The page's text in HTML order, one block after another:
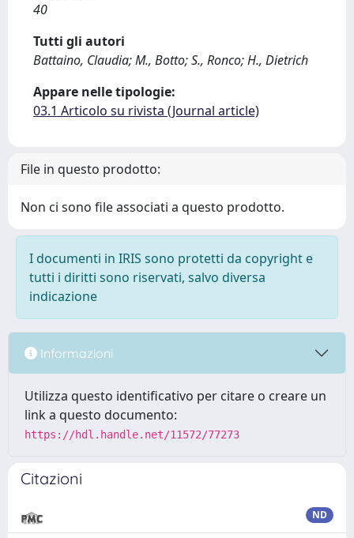
40
Tutti gli autori
Battaino, Claudia; M., Botto; S., Ronco; H., Dietrich
Appare nelle tipologie:
03.1 Articolo su rivista (Journal article)
File in questo prodotto:
Non ci sono file associati a questo prodotto.
I documenti in IRIS sono protetti da copyright e
tutti i diritti sono riservati, salvo diversa
indicazione
Informazioni
Utilizza questo identificativo per citare o creare un
link a questo documento:
https://hdl.handle.net/11572/77273
Citazioni
ND